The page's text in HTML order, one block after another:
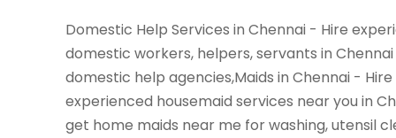
Domestic Help Services in Chennai - Hire
domestic workers, helpers, servants in
domestic help agencies,Maids in Chennai - Hire
experienced housemaid services near you in
get home maids near me for washing, utensil